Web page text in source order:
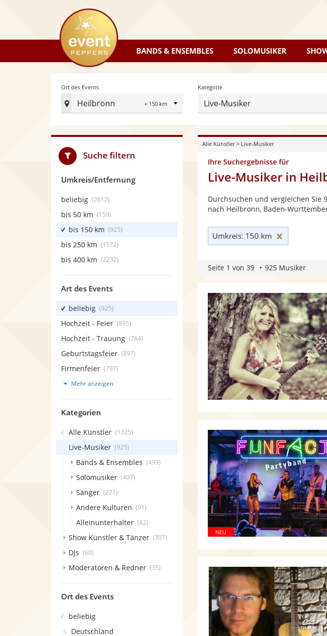
eventpeppers
BANDS & ENSEMBLES SOLOMUSIKER
Ort des Events
Heilbronn
Radius
Ort
Events
festlegen
Kategorie
Live-Musiker
Alle Künstler> Live-Musiker
Ihre Suchergebnisse für
Live-Musiker in
Durchsuchen und vergleichen Sie
nach Heilbronn, Baden-
Umkreis: 150 km
Seite 1 von 39 925 Musiker
Suche filtern
Umkreis/Entfernung
beliebig (2612)
bis 50 km (159)
bis 150 km (925)
bis 250 km (1572)
bis 400 km (2232)
Art des Events
beliebig (925)
Hochzeit - Feier (895)
Hochzeit - Trauung (764)
Geburtstagsfeier (897)
Firmenfeier (797)
Mehr anzeigen
Kategorien
Alle Künstler (1325)
Live-Musiker (925)
Bands & Ensembles (499)
Solomusiker (407)
Sänger (277)
Andere Kulturen (91)
Alleinunterhalter (82)
Show Künstler & Tänzer (307)
DJs (60)
Moderatoren & Redner (35)
Ort des Events
beliebig
Deutschland